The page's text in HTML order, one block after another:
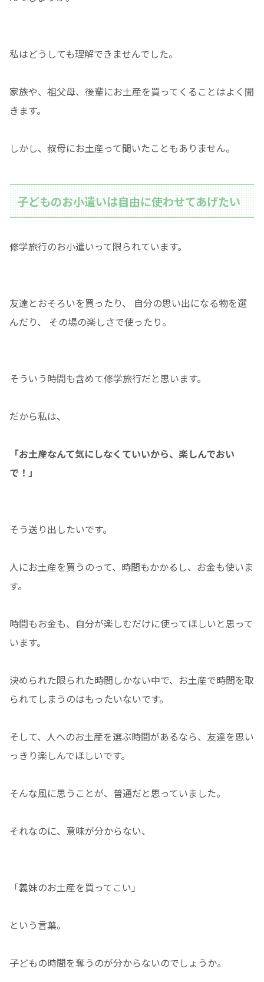
私はどうしても理解できませんでした。
家族や、祖父母、後輩にお土産を買ってくることはよく聞
きます。
しかし、叔母にお土産って聞いたこともありません。
子どものお小遣いは自由に使わせてあげたい
修学旅行のお小遣いって限られています。
友達とおそろいを買ったり、 自分の思い出になる物を選
んだり、 その場の楽しさで使ったり。
そういう時間も含めて修学旅行だと思います。
だから私は、
「お土産なんて気にしなくていいから、楽しんでおい
で！」
そう送り出したいです。
人にお土産を買うのって、時間もかかるし、お金も使いま
す。
時間もお金も、自分が楽しむだけに使ってほしいと思って
います。
決められた限られた時間しかない中で、お土産で時間を取
られてしまうのはもったいないです。
そして、人へのお土産を選ぶ時間があるなら、友達を思い
っきり楽しんでほしいです。
そんな風に思うことが、普通だと思っていました。
それなのに、意味が分からない、
「義妹のお土産を買ってこい」
という言葉。
子どもの時間を奪うのが分からないのでしょうか。